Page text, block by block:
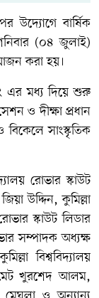
উদ্যোগে বার্ষিক
(০৪ জুলাই)
করা হয়।
এর মধ্য দিয়ে শুরু
ও দীক্ষা প্রধান
সাংস্কৃতিক
রোভার স্কাউট
উদ্দিন, কুমিল্লা
স্কাউট লিডার
সম্পাদক অধ্যক্ষ
বিশ্ববিদ্যালয়
খুরশেদ আলম,